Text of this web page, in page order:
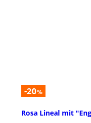
-20%
Rosa Lineal mit